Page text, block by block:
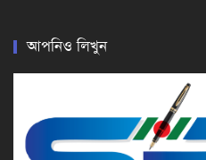
আপনিও লিখুন